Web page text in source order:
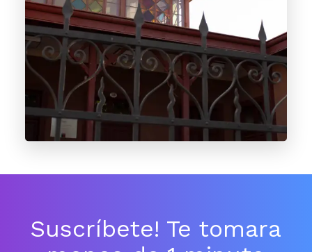
Suscríbete! Te tomara